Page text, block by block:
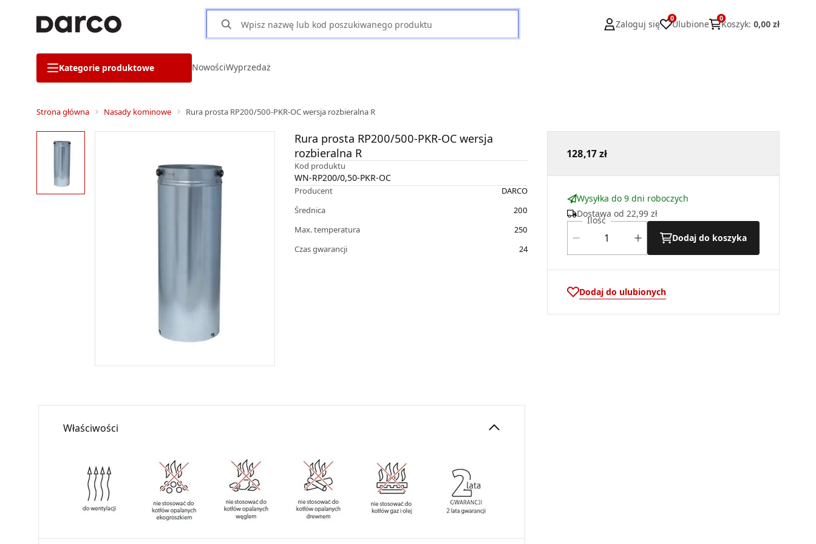
Zaloguj się
0
Ulubione
0
Koszyk: 0,00 zł
Kategorie produktowe NowościWyprzedaż
Strona główna Nasady kominowe Rura prosta RP200/500-PKR-OC wersja rozbieralna R
Rura prosta RP200/500-PKR-OC wersja
rozbieralna R
Kod produktu
WN-RP200/0,50-PKR-OC
Producent
DARCO
Średnica
200
Max. temperatura
250
Czas gwarancji
24
128,17 zł
Wysyłka do 9 dni roboczych
Dostawa od 22,99 zł
Ilość
Dodaj do koszyka
Dodaj do ulubionych
Właściwości